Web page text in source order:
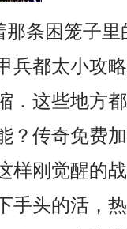
条困笼子里
兵都太小攻
．这些地方
？传奇免费
样刚觉醒的
手头的活，